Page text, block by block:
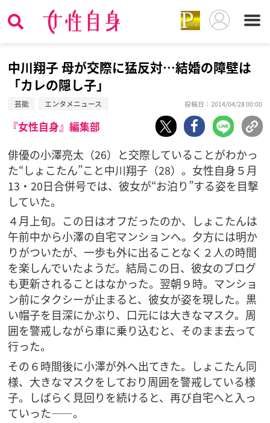
中川翔子 母が交際に猛反対…結婚の障壁は
「カレの隠し子」
芸能 エンタメニュース 投稿日：2014/04/28 00:00
『女性自身』編集部
俳優の小澤亮太（26）と交際していることがわかっ
た“しょこたん”こと中川翔子（28）。女性自身５月
13・20日合併号では、彼女が“お泊り”する姿を目撃
していた。
４月上旬。この日はオフだったのか、しょこたんは
午前中から小澤の自宅マンションへ。夕方には明か
りがついたが、一歩も外に出ることなく２人の時間
を楽しんでいたようだ。結局この日、彼女のブログ
も更新されることはなかった。翌朝９時。マンショ
ン前にタクシーが止まると、彼女が姿を現した。黒
い帽子を目深にかぶり、口元には大きなマスク。周
囲を警戒しながら車に乗り込むと、そのまま去って
行った。
その６時間後に小澤が外へ出てきた。しょこたん同
様、大きなマスクをしており周囲を警戒している様
子。しばらく見回りを続けると、再び自宅へと入っ
ていった――。